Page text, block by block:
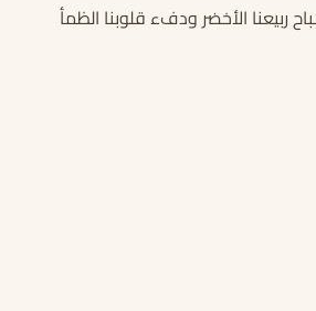
ربيعنا الأخضر ودفء قلوبنا الظمأ